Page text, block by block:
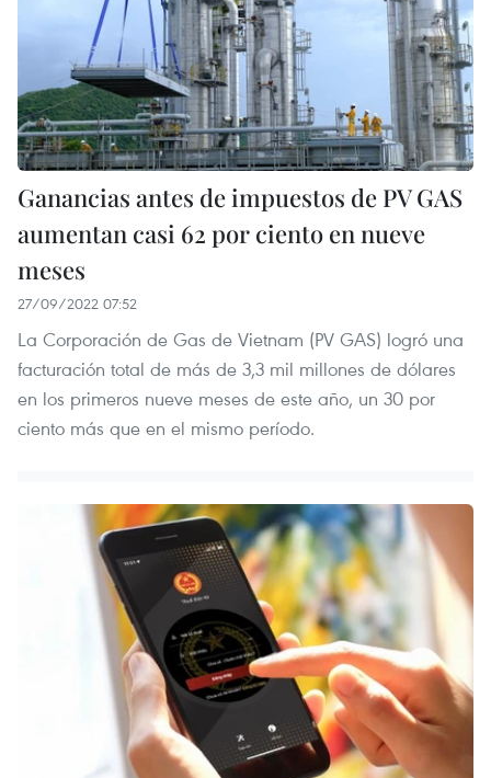
Ganancias antes de impuestos de PV GAS
aumentan casi 62 por ciento en nueve
meses
27/09/2022 07:52
La Corporación de Gas de Vietnam (PV GAS) logró una
facturación total de más de 3,3 mil millones de dólares
en los primeros nueve meses de este año, un 30 por
ciento más que en el mismo período.